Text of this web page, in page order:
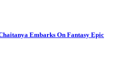
Embarks On Fantasy Epic